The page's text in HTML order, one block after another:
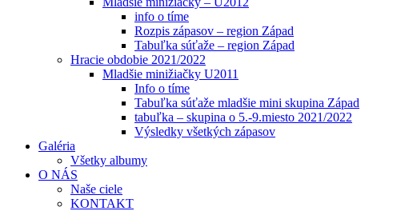
info o tíme
Rozpis zápasov – region Západ
Tabuľka súťaže – region Západ
Hracie obdobie 2021/2022
Mladšie minižiačky U2011
Info o tíme
Tabuľka súťaže mladšie mini skupina Západ
tabuľka – skupina o 5.-9.miesto 2021/2022
Výsledky všetkých zápasov
Galéria
Všetky albumy
O NÁS
Naše ciele
KONTAKT